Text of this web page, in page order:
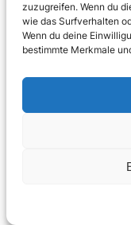
zuzugreifen. Wenn du
wie das Surfverhalten
Wenn du deine
bestimmte Merkmale
Tag 9:
der
Reisetag
Es ist arschkalt,
6 Uhr aus dem